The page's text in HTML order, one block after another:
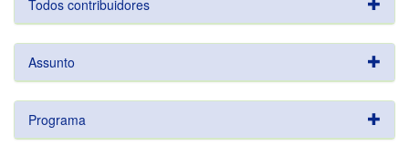
Todos contribuidores
Assunto
Programa